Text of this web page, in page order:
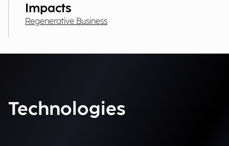
Impacts
Regenerative Business
Technologies